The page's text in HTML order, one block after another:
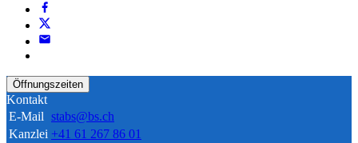
Öffnungszeiten
Kontakt
E-Mail stabs@bs.ch
Kanzlei +41 61 267 86 01